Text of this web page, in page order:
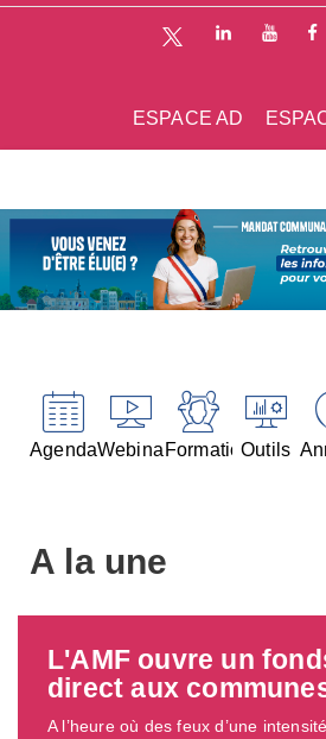
ESPACE AD
AgendaWebinairesFormationsOutils
A la une
L'AMF ouvre un
direct aux
A l’heure où des feux d’une